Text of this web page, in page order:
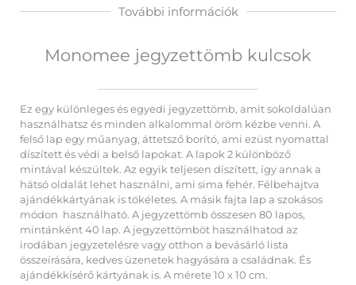
További információk
Monomee jegyzettömb kulcsok
Ez egy különleges és egyedi jegyzettömb, amit sokoldalúan
használhatsz és minden alkalommal öröm kézbe venni. A
felső lap egy műanyag, áttetsző borító, ami ezüst nyomattal
díszített és védi a belső lapokat. A lapok 2 különböző
mintával készültek. Az egyik teljesen díszített, így annak a
hátsó oldalát lehet használni, ami sima fehér. Félbehajtva
ajándékkártyának is tökéletes. A másik fajta lap a szokásos
módon használható. A jegyzettömb összesen 80 lapos,
mintánként 40 lap. A jegyzettömböt használhatod az
irodában jegyzetelésre vagy otthon a bevásárló lista
összeírására, kedves üzenetek hagyására a családnak. És
ajándékkísérő kártyának is. A mérete 10 x 10 cm.